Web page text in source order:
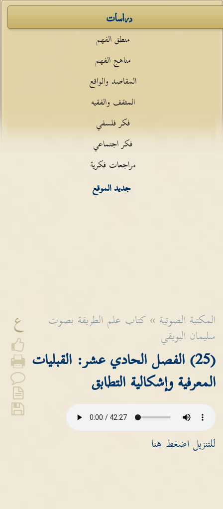
دراسات
منطق الفهم
مناهج الفهم
المقاصد والواقع
المثقف والفقيه
فكر فلسفي
فكر اجتماعي
مراجعات فكرية
جديد الموقع
ع المكتبة الصوتية » كتاب علم الطريقة بصوت
سليمان البويقي
(25) الفصل الحادي عشر: القبليات
المعرفية وإشكالية التطابق
للتنزيل اضغط هنا